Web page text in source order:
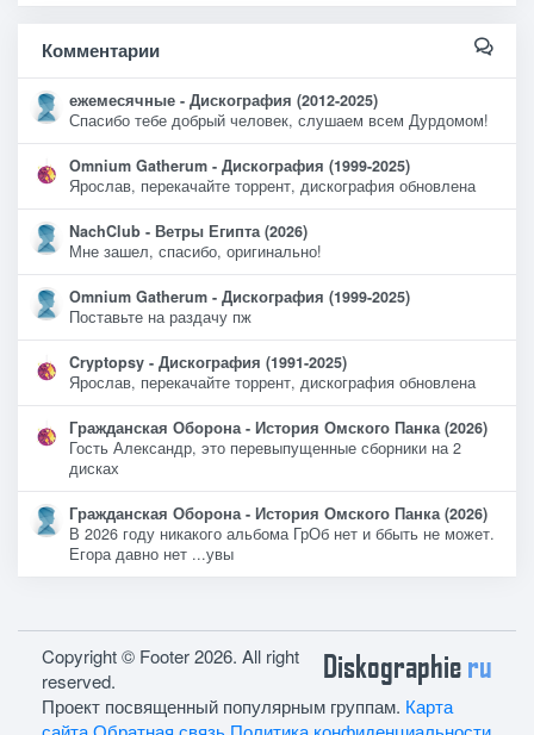
Комментарии
ежемесячные - Дискография (2012-2025)
Спасибо тебе добрый человек, слушаем всем Дурдомом!
Omnium Gatherum - Дискография (1999-2025)
Ярослав, перекачайте торрент, дискография обновлена
NachClub - Ветры Египта (2026)
Мне зашел, спасибо, оригинально!
Omnium Gatherum - Дискография (1999-2025)
Поставьте на раздачу пж
Cryptopsy - Дискография (1991-2025)
Ярослав, перекачайте торрент, дискография обновлена
Гражданская Оборона - История Омского Панка (2026)
Гость Александр, это перевыпущенные сборники на 2
дисках
Гражданская Оборона - История Омского Панка (2026)
В 2026 году никакого альбома ГрОб нет и ббыть не может.
Егора давно нет ...увы
Diskographieru
Copyright © Footer 2026. All right
reserved.
Проект посвященный популярным группам. Карта